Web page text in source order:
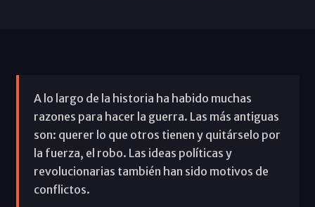
A lo largo de la historia ha habido muchas
razones para hacer la guerra. Las más antiguas
son: querer lo que otros tienen y quitárselo por
la fuerza, el robo. Las ideas políticas y
revolucionarias también han sido motivos de
conflictos.